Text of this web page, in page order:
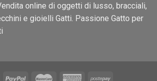
online di oggetti di lusso, bracciali,
e gioielli Gatti. Passione Gatto per